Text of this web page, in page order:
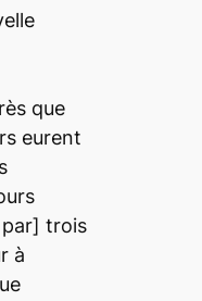
que
eurent
trois
à